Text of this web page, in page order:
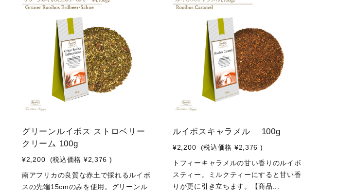
グリーンルイボス ストロベリー
クリーム 100g
¥2,200 (税込価格 ¥2,376 )
南アフリカの良質な赤土で採れるルイボ
スの先端15cmのみを使用。グリーンル
ルイボスキャラメル 100g
¥2,200 (税込価格 ¥2,376 )
トフィーキャラメルの甘い香りのルイボ
スティー。ミルクティーにすると甘い香
りが更に引き立ちます。【商品...